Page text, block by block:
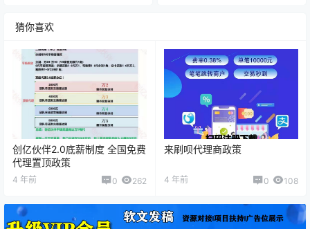
猜你喜欢
创亿伙伴2.0底薪制度 全国免费
代理置顶政策
4 年前 0 262
来刷呗代理商政策
4 年前 0 108